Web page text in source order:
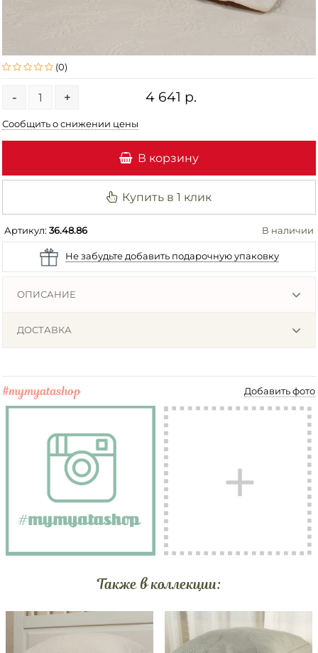
(0)
- + 4 641 р.
Сообщить о снижении цены
В корзину
Купить в 1 клик
Артикул:36.48.86 В наличии
Не забудьте добавить подарочную упаковку
ОПИСАНИЕ
ДОСТАВКА
#mymyatashop Добавить фото
Также в коллекции: